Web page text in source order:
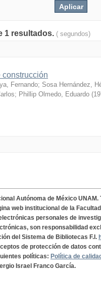
1 resultados. ( segundos)
construcción
Fernando; Sosa Hernández,
; Phillip Olmedo, Eduardo (
Autónoma de México
web institucional de la
personales de
son responsabilidad
del Sistema de Bibliotecas F.I.
de protección de datos
políticas: Política de calidad
Israel Franco García.